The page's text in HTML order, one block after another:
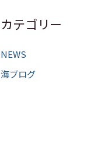
カテゴリー
NEWS
海ブログ